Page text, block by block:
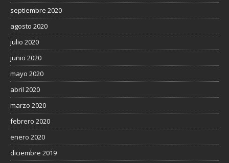
septiembre 2020
agosto 2020
julio 2020
junio 2020
mayo 2020
abril 2020
marzo 2020
febrero 2020
enero 2020
diciembre 2019